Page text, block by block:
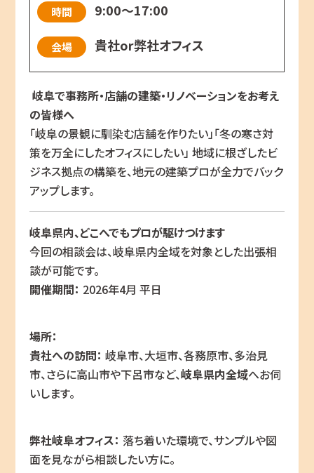
時間 9:00～17:00
会場 貴社or弊社オフィス
岐阜で事務所・店舗の建築・リノベーションをお考え
の皆様へ
「岐阜の景観に馴染む店舗を作りたい」「冬の寒さ対
策を万全にしたオフィスにしたい」 地域に根ざしたビ
ジネス拠点の構築を、地元の建築プロが全力でバック
アップします。
岐阜県内、どこへでもプロが駆けつけます
今回の相談会は、岐阜県内全域を対象とした出張相
談が可能です。
開催期間： 2026年4月 平日
場所：
貴社への訪問： 岐阜市、大垣市、各務原市、多治見
市、さらに高山市や下呂市など、岐阜県内全域へお伺
いします。
弊社岐阜オフィス： 落ち着いた環境で、サンプルや図
面を見ながら相談したい方に。